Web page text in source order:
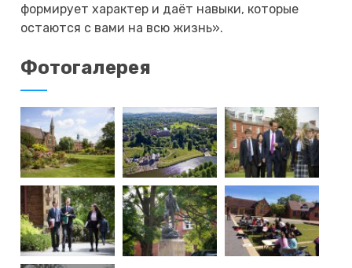
формирует характер и даёт навыки, которые
остаются с вами на всю жизнь».
Фотогалерея